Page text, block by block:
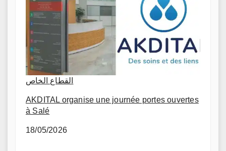
القطاع الخاص
AKDITAL organise une journée portes ouvertes
à Salé
18/05/2026